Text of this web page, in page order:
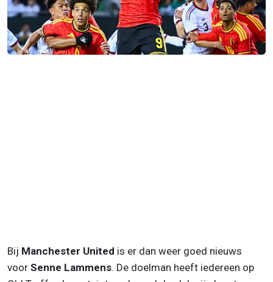
Bij Manchester United is er dan weer goed nieuws
voor Senne Lammens. De doelman heeft iedereen op